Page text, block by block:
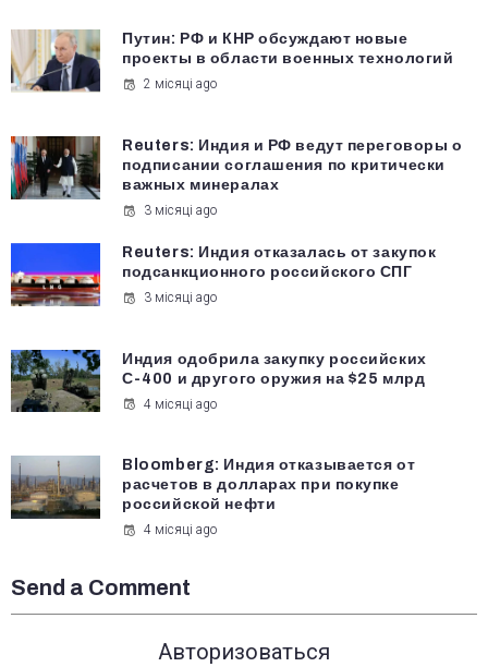
Путин: РФ и КНР обсуждают новые
проекты в области военных технологий
2 місяці ago
Reuters: Индия и РФ ведут переговоры о
подписании соглашения по критически
важных минералах
3 місяці ago
Reuters: Индия отказалась от закупок
подсанкционного российского СПГ
3 місяці ago
Индия одобрила закупку российских
С-400 и другого оружия на $25 млрд
4 місяці ago
Bloomberg: Индия отказывается от
расчетов в долларах при покупке
российской нефти
4 місяці ago
Send a Comment
Авторизоваться